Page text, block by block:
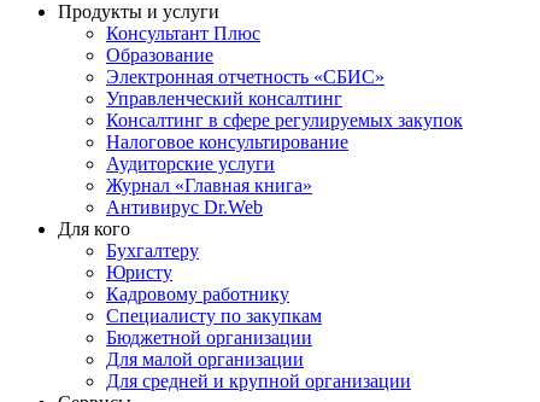
Продукты и услуги
Консультант Плюс
Образование
Электронная отчетность «СБИС»
Управленческий консалтинг
Консалтинг в сфере регулируемых закупок
Налоговое консультирование
Аудиторские услуги
Журнал «Главная книга»
Антивирус Dr.Web
Для кого
Бухгалтеру
Юристу
Кадровому работнику
Специалисту по закупкам
Бюджетной организации
Для малой организации
Для средней и крупной организации